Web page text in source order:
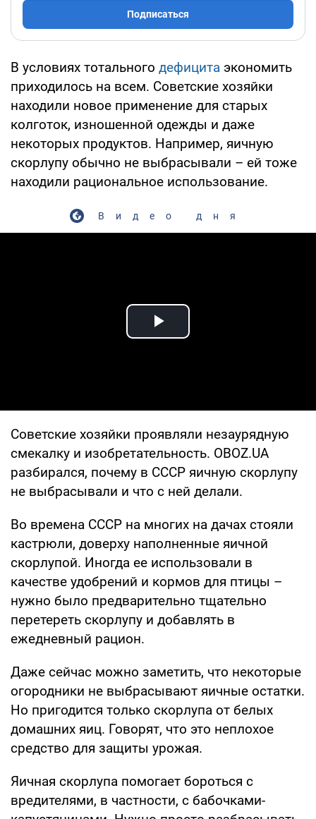
Подписаться
В условиях тотального дефицита экономить
приходилось на всем. Советские хозяйки
находили новое применение для старых
колготок, изношенной одежды и даже
некоторых продуктов. Например, яичную
скорлупу обычно не выбрасывали – ей тоже
находили рациональное использование.
Видео дня
Play Video
Советские хозяйки проявляли незаурядную
смекалку и изобретательность. OBOZ.UA
разбирался, почему в СССР яичную скорлупу
не выбрасывали и что с ней делали.
Во времена СССР на многих на дачах стояли
кастрюли, доверху наполненные яичной
скорлупой. Иногда ее использовали в
качестве удобрений и кормов для птицы –
нужно было предварительно тщательно
перетереть скорлупу и добавлять в
ежедневный рацион.
Даже сейчас можно заметить, что некоторые
огородники не выбрасывают яичные остатки.
Но пригодится только скорлупа от белых
домашних яиц. Говорят, что это неплохое
средство для защиты урожая.
Яичная скорлупа помогает бороться с
вредителями, в частности, с бабочками-